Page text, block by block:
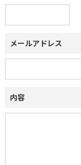
メールアドレス
内容